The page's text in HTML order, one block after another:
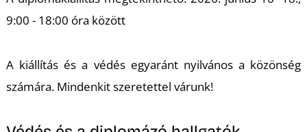
9:00 - 18:00 óra között
A kiállítás és a védés egyaránt nyilvános a közönség
számára. Mindenkit szeretettel várunk!